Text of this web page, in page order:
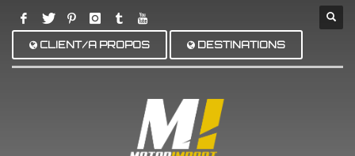
CLIENT/A PROPOS DESTINATIONS